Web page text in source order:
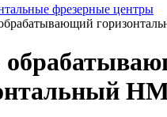
фрезерные центры